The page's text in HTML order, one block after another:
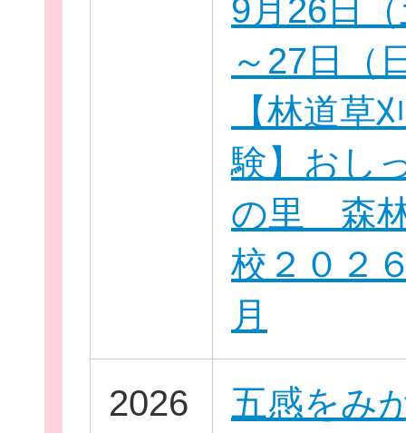
新規登
9月26日
～27日（
【林道草
験】おし
の里 森
校２０２
月
2026
五感をみ